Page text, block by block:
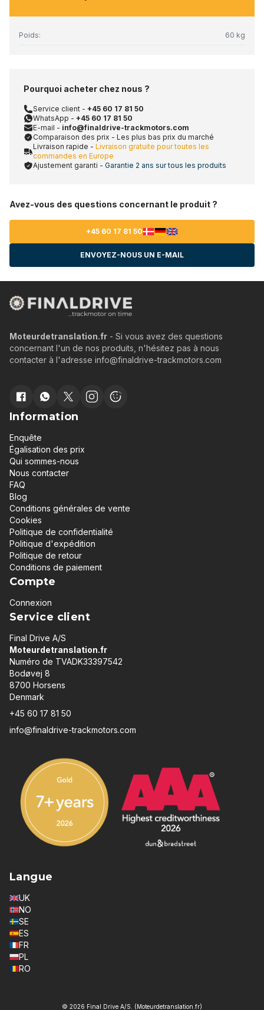
Poids: 60 kg
Pourquoi acheter chez nous ?
Service client - +45 60 17 81 50
WhatsApp - +45 60 17 81 50
E-mail - info@finaldrive-trackmotors.com
Comparaison des prix - Les plus bas prix du marché
Livraison rapide - Livraison gratuite pour toutes les
commandes en Europe
Ajustement garanti - Garantie 2 ans sur tous les produits
Avez-vous des questions concernant le produit ?
+45 60 17 81 50
ENVOYEZ-NOUS UN E-MAIL
Moteurdetranslation.fr - Si vous avez des questions
concernant l'un de nos produits, n'hésitez pas à nous
contacter à l'adresse info@finaldrive-trackmotors.com
Information
Enquête
Égalisation des prix
Qui sommes-nous
Nous contacter
FAQ
Blog
Conditions générales de vente
Cookies
Politique de confidentialité
Politique d'expédition
Politique de retour
Conditions de paiement
Compte
Connexion
Service client
Final Drive A/S
Moteurdetranslation.fr
Numéro de TVADK33397542
Bodøvej 8
8700 Horsens
Denmark
+45 60 17 81 50
info@finaldrive-trackmotors.com
Langue
UK
NO
SE
ES
FR
PL
RO
© 2026 Final Drive A/S. (Moteurdetranslation.fr)